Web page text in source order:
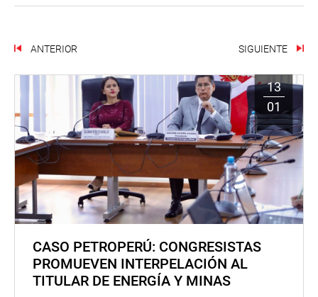
ANTERIOR SIGUIENTE
13
01
CASO PETROPERÚ: CONGRESISTAS
PROMUEVEN INTERPELACIÓN AL
TITULAR DE ENERGÍA Y MINAS